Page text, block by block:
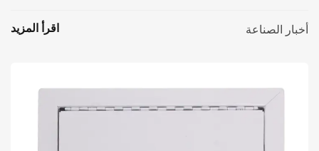
أخبار الصناعة اقرأ المزيد